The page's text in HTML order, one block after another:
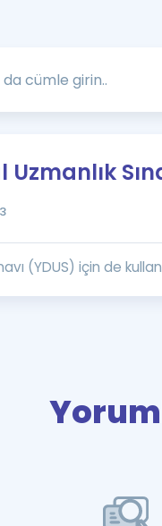
Uzmanlık
(YDUS) için de